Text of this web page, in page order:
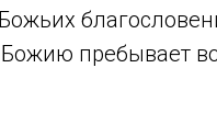
пребывает